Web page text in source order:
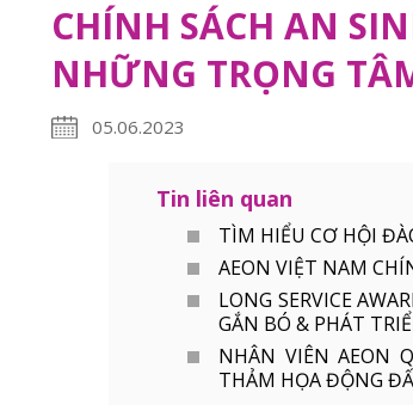
CHÍNH SÁCH AN
NHỮNG TRỌNG
05.06.2023
Tin liên quan
TÌM HIỂU CƠ HỘI
AEON VIỆT NAM
LONG SERVICE
GẮN BÓ & PHÁT
NHÂN VIÊN AEON
THẢM HỌA ĐỘNG